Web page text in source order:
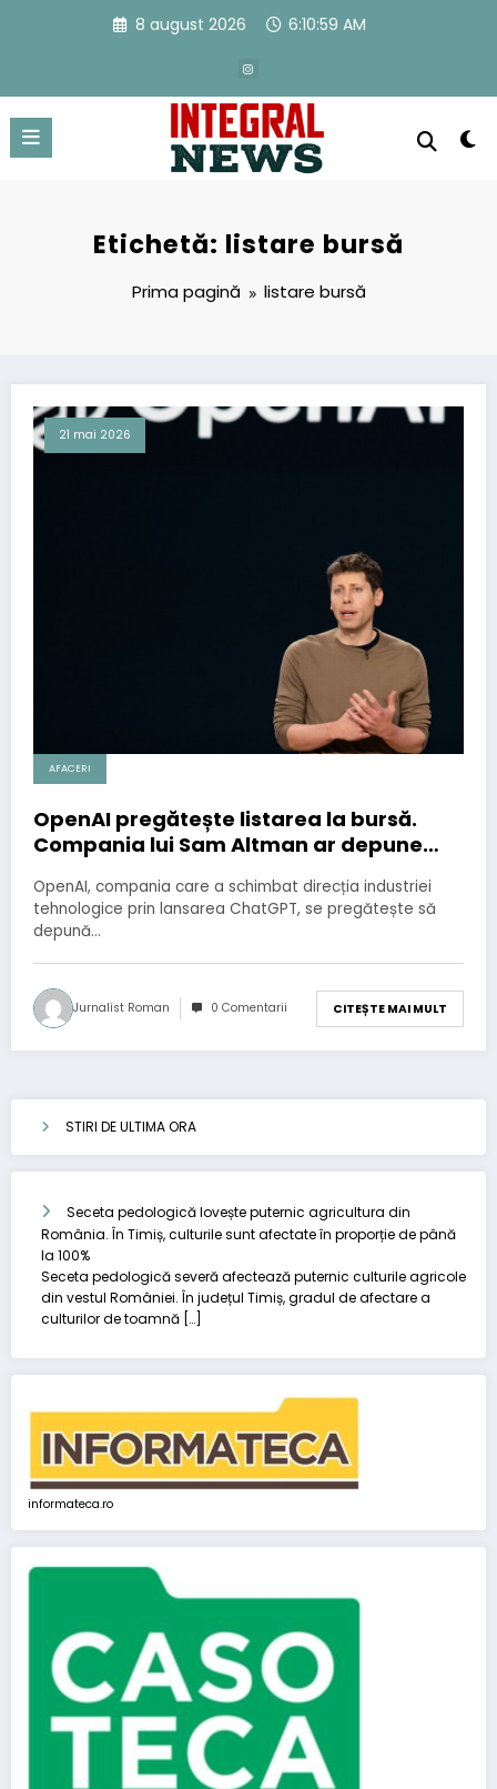
8 august 2026 6:10:59 AM
Etichetă: listare bursă
Prima pagină listare bursă
21 mai 2026
AFACERI
OpenAI pregătește listarea la bursă.
Compania lui Sam Altman ar depune
OpenAI, compania care a schimbat direcția industriei
tehnologice prin lansarea ChatGPT, se pregătește să
depună…
Jurnalist Roman 0 Comentarii CITEȘTE MAI MULT
STIRI DE ULTIMA ORA
Seceta pedologică lovește puternic agricultura din
România. În Timiș, culturile sunt afectate în proporție de până
la 100%
Seceta pedologică severă afectează puternic culturile agricole
din vestul României. În județul Timiș, gradul de afectare a
culturilor de toamnă […]
informateca.ro